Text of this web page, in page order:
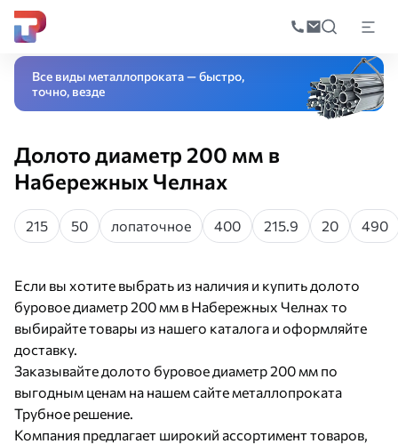
по
Главная Буровое оборудованиеДолото
Все виды металлопроката — быстро,
точно, везде
Долото диаметр 200 мм в
Набережных Челнах
215 50 лопаточное 400 215.9 20 490
Если вы хотите выбрать из наличия и купить долото
буровое диаметр 200 мм в Набережных Челнах то
выбирайте товары из нашего каталога и оформляйте
доставку.
Заказывайте долото буровое диаметр 200 мм по
выгодным ценам на нашем сайте металлопроката
Трубное решение.
Компания предлагает широкий ассортимент товаров,